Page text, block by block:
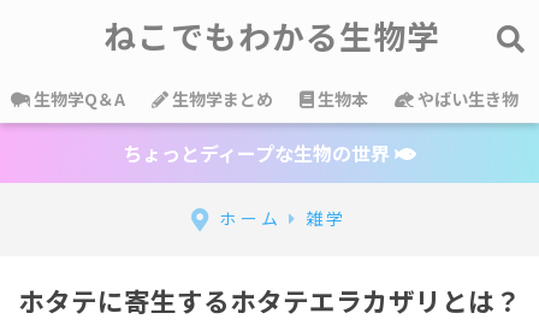
ねこでもわかる生物学
生物学Q＆A 生物学まとめ 生物本 やばい生き物
ちょっとディープな生物の世界
ホーム 雑学
ホタテに寄生するホタテエラカザリとは？